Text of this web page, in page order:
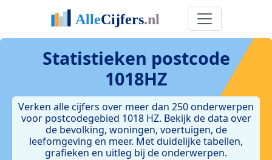
Statistieken postcode
1018HZ
Verken alle cijfers over meer dan 250 onderwerpen
voor postcodegebied 1018 HZ. Bekijk de data over
de bevolking, woningen, voertuigen, de
leefomgeving en meer. Met duidelijke tabellen,
grafieken en uitleg bij de onderwerpen.